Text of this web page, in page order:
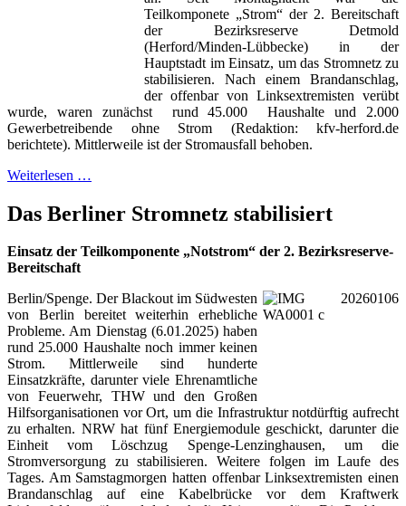
Teilkomponete „Strom“ der 2. Bereitschaft
der Bezirksreserve Detmold
(Herford/Minden-Lübbecke) in der
Hauptstadt im Einsatz, um das Stromnetz zu
stabilisieren. Nach einem Brandanschlag,
der offenbar von Linksextremisten verübt
wurde, waren zunächst rund 45.000 Haushalte und 2.000
Gewerbetreibende ohne Strom (Redaktion: kfv-herford.de
berichtete). Mittlerweile ist der Stromausfall behoben.
Weiterlesen …
Das Berliner Stromnetz stabilisiert
Einsatz der Teilkomponente „Notstrom“ der 2. Bezirksreserve-
Bereitschaft
Berlin/Spenge. Der Blackout im Südwesten
von Berlin bereitet weiterhin erhebliche
Probleme. Am Dienstag (6.01.2025) haben
rund 25.000 Haushalte noch immer keinen
Strom. Mittlerweile sind hunderte
Einsatzkräfte, darunter viele Ehrenamtliche
von Feuerwehr, THW und den Großen
Hilfsorganisationen vor Ort, um die Infrastruktur notdürftig aufrecht
zu erhalten. NRW hat fünf Energiemodule geschickt, darunter die
Einheit vom Löschzug Spenge-Lenzinghausen, um die
Stromversorgung zu stabilisieren. Weitere folgen im Laufe des
Tages. Am Samstagmorgen hatten offenbar Linksextremisten einen
Brandanschlag auf eine Kabelbrücke vor dem Kraftwerk